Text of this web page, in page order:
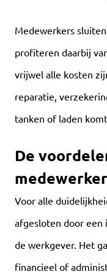
Medewerkers
profiteren daarbij
vrijwel alle kosten
reparatie,
tanken of laden
De
Voor alle
afgesloten door een
de werkgever. Het
financieel of